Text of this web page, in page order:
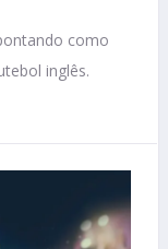
como
inglês.